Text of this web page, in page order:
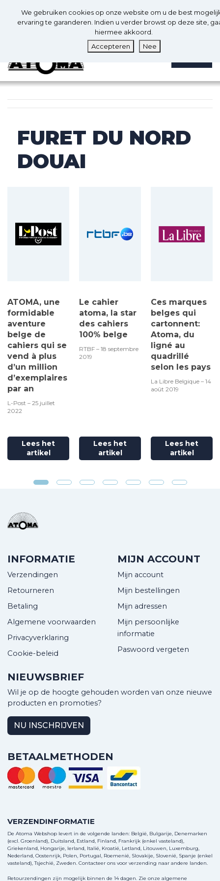
Nl
0
FURET DU NORD
DOUAI
ATOMA, une
formidable
aventure
belge de
cahiers qui se
vend à plus
d’un million
d’exemplaires
par an
L-Post – 25 juillet
2022
Lees het
artikel
Le cahier
atoma, la star
des cahiers
100% belge
RTBF – 18 septembre
2019
Lees het
artikel
Ces marques
belges qui
cartonnent:
Atoma, du
ligné au
quadrillé
selon les pays
La Libre Belgique – 14
août 2019
Lees het
artikel
INFORMATIE
Verzendingen
Retourneren
Betaling
Algemene voorwaarden
Privacyverklaring
Cookie-beleid
MIJN ACCOUNT
Mijn account
Mijn bestellingen
Mijn adressen
Mijn persoonlijke
informatie
Paswoord vergeten
NIEUWSBRIEF
Wil je op de hoogte gehouden worden van onze nieuwe
producten en promoties?
NU INSCHRIJVEN
BETAALMETHODEN
VERZENDINFORMATIE
De Atoma Webshop levert in de volgende landen: België, Bulgarije, Denemarken
(excl. Groenland), Duitsland, Estland, Finland, Frankrijk (enkel vasteland),
Griekenland, Hongarije, Ierland, Italië, Kroatië, Letland, Litouwen, Luxemburg,
Nederland, Oostenrijk, Polen, Portugal, Roemenië, Slovakije, Slovenië, Spanje (enkel
vasteland), Tsjechië, Zweden. Contacteer ons voor verzending naar andere landen.
Retourzendingen zijn mogelijk binnen de 14 dagen. Zie onze algemene
We gebruiken cookies op onze website om u de best
ervaring te garanderen. Indien u verder browst op deze site,
hiermee akkoord.
Accepteren
Nee